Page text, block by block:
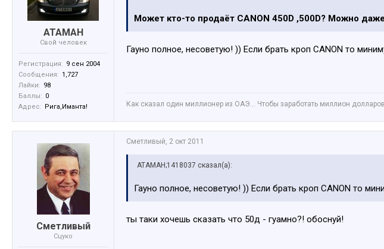
АТАМАН
Свой человек
Регистрация: 9 сен 2004
Сообщения: 1,727
Лайки: 98
Баллы: 0
Адрес: Рига,Иманта!
Может кто-то продаёт CANON 450D ,500D? Можно
Гауно полное, несоветую! )) Если брать кроп CANON то
Как сказал один миллионер из ОАЭ... Чтобы заработать миллион
Сметливый
Сцуко
Сметливый, 2 окт 2011
АТАМАН;1418037 сказал(а):
Гауно полное, несоветую! )) Если брать кроп CANON то
ты таки хочешь сказать что 50д - гуамно?! обоснуй!